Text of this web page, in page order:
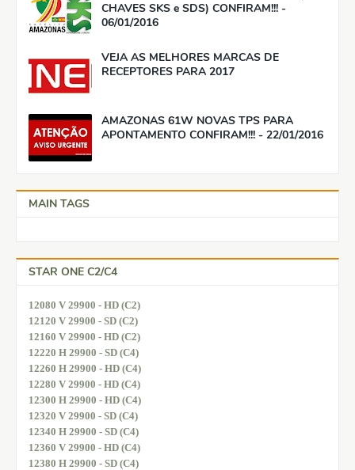
CHAVES SKS e SDS) CONFIRAM!!! -
06/01/2016
VEJA AS MELHORES MARCAS DE
RECEPTORES PARA 2017
AMAZONAS 61W NOVAS TPS PARA
APONTAMENTO CONFIRAM!!! - 22/01/2016
MAIN TAGS
STAR ONE C2/C4
12080 V 29900 - HD (C2)
12120 V 29900 - SD (C2)
12160 V 29900 - HD (C2)
12220 H 29900 - SD (C4)
12260 H 29900 - HD (C4)
12280 V 29900 - HD (C4)
12300 H 29900 - HD (C4)
12320 V 29900 - SD (C4)
12340 H 29900 - SD (C4)
12360 V 29900 - HD (C4)
12380 H 29900 - SD (C4)